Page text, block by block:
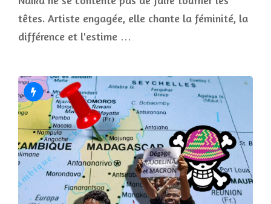
têtes. Artiste engagée, elle chante la féminité, la
différence et l'estime …